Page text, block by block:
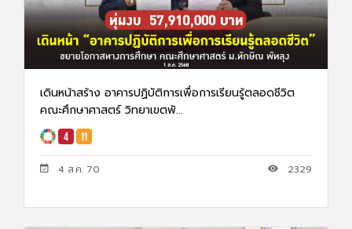
เดินหน้าสร้าง อาคารปฏิบัติการเพื่อการเรียนรู้ตลอดชีวิต
คณะศึกษาศาสตร์ วิทยาเขตพั...
4 ส.ค. 70 2329